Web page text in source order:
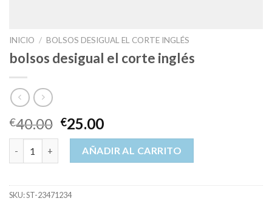
INICIO / BOLSOS DESIGUAL EL CORTE INGLÉS
bolsos desigual el corte inglés
€40.00 €25.00
bolsos desigual el corte inglés cantidad
AÑADIR AL CARRITO
SKU:ST-23471234